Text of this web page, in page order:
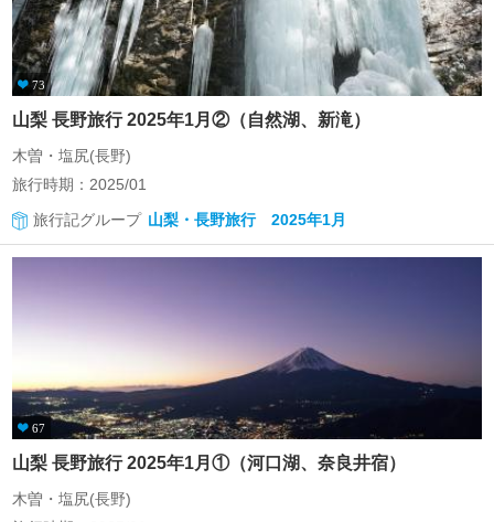
73
山梨 長野旅行 2025年1月②（自然湖、新滝）
木曽・塩尻(長野)
旅行時期：2025/01
旅行記グループ 山梨・長野旅行 2025年1月
67
山梨 長野旅行 2025年1月①（河口湖、奈良井宿）
木曽・塩尻(長野)